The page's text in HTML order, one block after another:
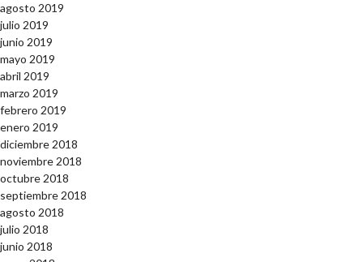
agosto 2019
julio 2019
junio 2019
mayo 2019
abril 2019
marzo 2019
febrero 2019
enero 2019
diciembre 2018
noviembre 2018
octubre 2018
septiembre 2018
agosto 2018
julio 2018
junio 2018